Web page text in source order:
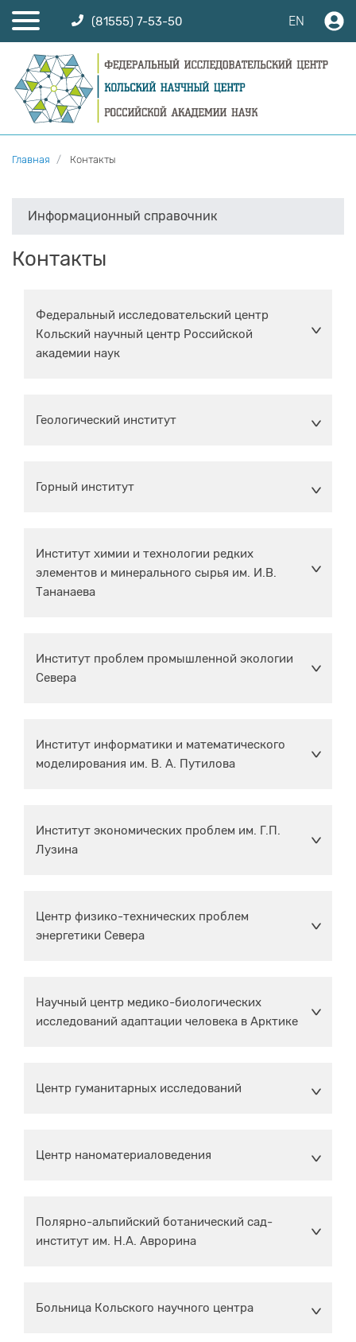
(81555) 7-53-50 EN
Главная Контакты
Информационный справочник
Контакты
Федеральный исследовательский центр
Кольский научный центр Российской
академии наук
Геологический институт
Горный институт
Институт химии и технологии редких
элементов и минерального сырья им. И.В.
Тананаева
Институт проблем промышленной экологии
Севера
Институт информатики и математического
моделирования им. В. А. Путилова
Институт экономических проблем им. Г.П.
Лузина
Центр физико-технических проблем
энергетики Севера
Научный центр медико-биологических
исследований адаптации человека в Арктике
Центр гуманитарных исследований
Центр наноматериаловедения
Полярно-альпийский ботанический сад-
институт им. Н.А. Аврорина
Больница Кольского научного центра